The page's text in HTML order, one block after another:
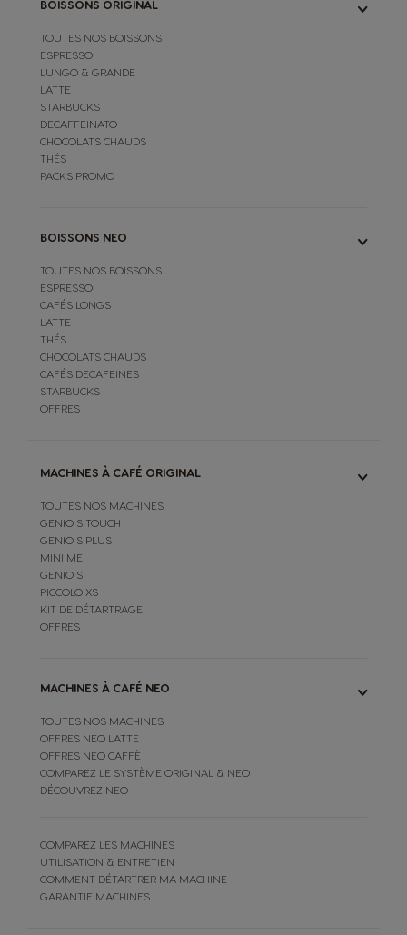
BOISSONS ORIGINAL
TOUTES NOS BOISSONS
ESPRESSO
LUNGO & GRANDE
LATTE
STARBUCKS
DECAFFEINATO
CHOCOLATS CHAUDS
THÉS
PACKS PROMO
BOISSONS NEO
TOUTES NOS BOISSONS
ESPRESSO
CAFÉS LONGS
LATTE
THÉS
CHOCOLATS CHAUDS
CAFÉS DECAFEINES
STARBUCKS
OFFRES
MACHINES À CAFÉ ORIGINAL
TOUTES NOS MACHINES
GENIO S TOUCH
GENIO S PLUS
MINI ME
GENIO S
PICCOLO XS
KIT DE DÉTARTRAGE
OFFRES
MACHINES À CAFÉ NEO
TOUTES NOS MACHINES
OFFRES NEO LATTE
OFFRES NEO CAFFÈ
COMPAREZ LE SYSTÈME ORIGINAL & NEO
DÉCOUVREZ NEO
COMPAREZ LES MACHINES
UTILISATION & ENTRETIEN
COMMENT DÉTARTRER MA MACHINE
GARANTIE MACHINES